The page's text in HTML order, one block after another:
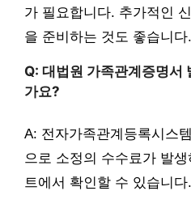
가 필요합니다. 추가적인
을 준비하는 것도 좋습니다.
Q: 대법원 가족관계증명서
가요?
A: 전자가족관계등록시스
으로 소정의 수수료가 발생
트에서 확인할 수 있습니다.